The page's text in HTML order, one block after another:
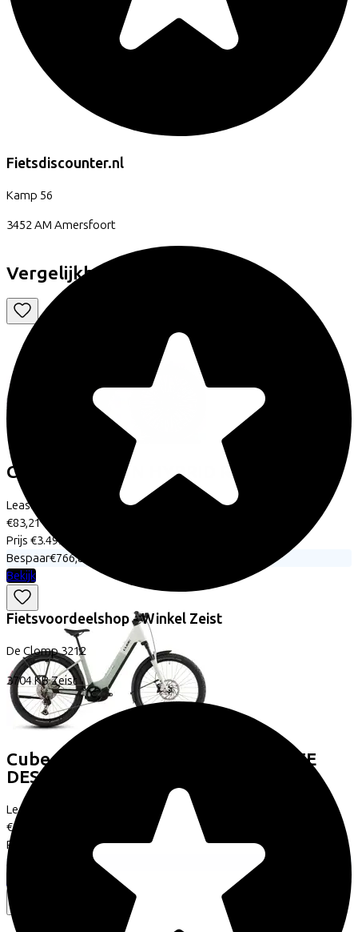
Fietsdiscounter.nl
Kamp 56
3452 AM Amersfoort
Fietsvoordeelshop - Winkel Zeist
De Clomp3212
3704 KBZeist
Vergelijkbare fietsen
Cube REACTION HYBRID RACE
Leaseprijs p/m vanaf
€83,21
Prijs €3.499,00
Bespaar€766,85
Bekijk
CubeREACTION HYBRID PRO 800 FE
DESERTSTONE/DRIEDHERBS
Leaseprijs p/m vanaf
€81,21
Prijs
Bespaar